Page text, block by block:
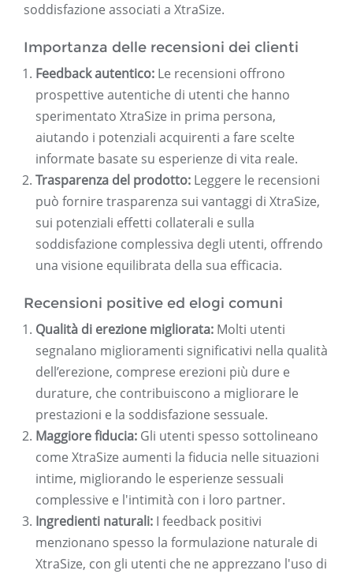
soddisfazione associati a XtraSize.
Importanza delle recensioni dei clienti
Feedback autentico: Le recensioni offrono
prospettive autentiche di utenti che hanno
sperimentato XtraSize in prima persona,
aiutando i potenziali acquirenti a fare scelte
informate basate su esperienze di vita reale.
Trasparenza del prodotto: Leggere le recensioni
può fornire trasparenza sui vantaggi di XtraSize,
sui potenziali effetti collaterali e sulla
soddisfazione complessiva degli utenti, offrendo
una visione equilibrata della sua efficacia.
Recensioni positive ed elogi comuni
Qualità di erezione migliorata: Molti utenti
segnalano miglioramenti significativi nella qualità
dell’erezione, comprese erezioni più dure e
durature, che contribuiscono a migliorare le
prestazioni e la soddisfazione sessuale.
Maggiore fiducia: Gli utenti spesso sottolineano
come XtraSize aumenti la fiducia nelle situazioni
intime, migliorando le esperienze sessuali
complessive e l'intimità con i loro partner.
Ingredienti naturali: I feedback positivi
menzionano spesso la formulazione naturale di
XtraSize, con gli utenti che ne apprezzano l'uso di